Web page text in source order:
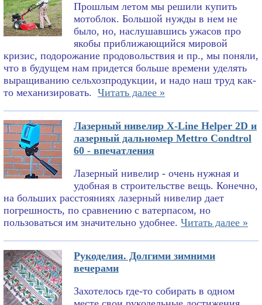
Прошлым летом мы решили купить
мотоблок. Большой нужды в нем не
было, но, наслушавшись ужасов про
якобы приближающийся мировой
кризис, подорожание продовольствия и пр., мы поняли,
что в будущем нам придется больше времени уделять
выращиванию сельхозпродукции, и надо наш труд как-
то механизировать. Читать далее »
Лазерный нивелир X-Line Helper 2D и
лазерный дальномер Mettro Condtrol
60 - впечатления
Лазерный нивелир - очень нужная и
удобная в строительстве вещь. Конечно,
на больших расстояниях лазерный нивелир дает
погрешность, по сравнению с ватерпасом, но
пользоваться им значительно удобнее. Читать далее »
Рукоделия. Долгими зимними
вечерами
Захотелось где-то собирать в одном